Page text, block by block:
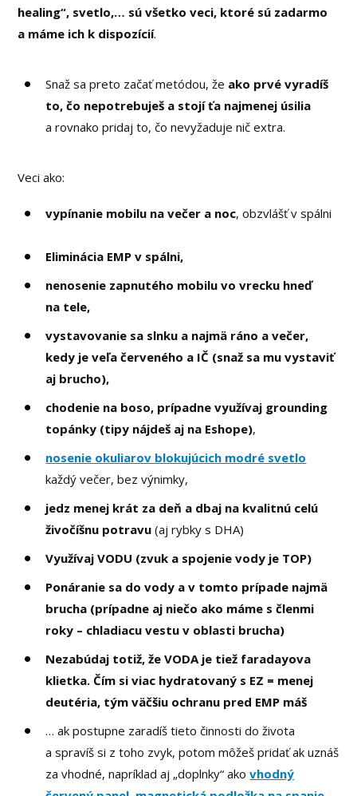
healing“, svetlo,… sú všetko veci, ktoré sú zadarmo
a máme ich k dispozícií.
Snaž sa preto začať metódou, že ako prvé vyradíš
to, čo nepotrebuješ a stojí ťa najmenej úsilia
a rovnako pridaj to, čo nevyžaduje nič extra.
Veci ako:
vypínanie mobilu na večer a noc, obzvlášť v spálni
Eliminácia EMP v spálni,
nenosenie zapnutého mobilu vo vrecku hneď
na tele,
vystavovanie sa slnku a najmä ráno a večer,
kedy je veľa červeného a IČ (snaž sa mu vystaviť
aj brucho),
chodenie na boso, prípadne využívaj grounding
topánky (tipy nájdeš aj na Eshope),
nosenie okuliarov blokujúcich modré svetlo
každý večer, bez výnimky,
jedz menej krát za deň a dbaj na kvalitnú celú
živočíšnu potravu (aj rybky s DHA)
Využívaj VODU (zvuk a spojenie vody je TOP)
Ponáranie sa do vody a v tomto prípade najmä
brucha (prípadne aj niečo ako máme s členmi
roky – chladiacu vestu v oblasti brucha)
Nezabúdaj totiž, že VODA je tiež faradayova
klietka. Čím si viac hydratovaný s EZ = menej
deutéria, tým väčšiu ochranu pred EMP máš
… ak postupne zaradíš tieto činnosti do života
a spravíš si z toho zvyk, potom môžeš pridať ak uznáš
za vhodné, napríklad aj „doplnky“ akovhodný